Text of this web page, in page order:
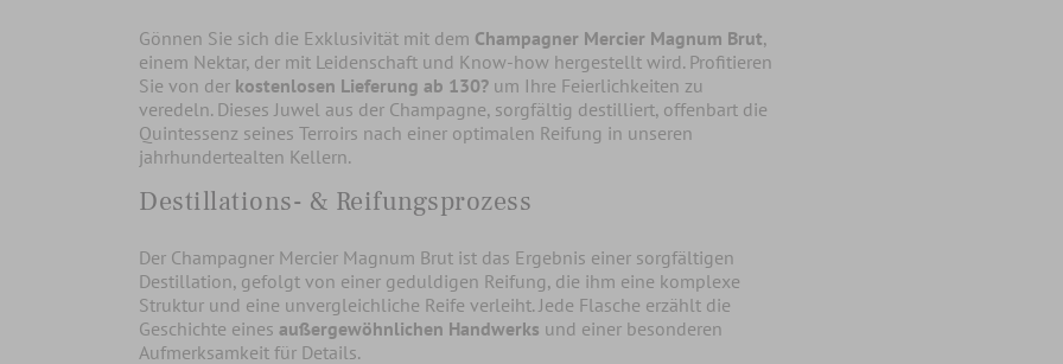
Gönnen Sie sich die Exklusivität mit dem Champagner Mercier Magnum Brut,
einem Nektar, der mit Leidenschaft und Know-how hergestellt wird. Profitieren
Sie von der kostenlosen Lieferung ab 130? um Ihre Feierlichkeiten zu
veredeln. Dieses Juwel aus der Champagne, sorgfältig destilliert, offenbart die
Quintessenz seines Terroirs nach einer optimalen Reifung in unseren
jahrhundertealten Kellern.
Destillations- & Reifungsprozess
Der Champagner Mercier Magnum Brut ist das Ergebnis einer sorgfältigen
Destillation, gefolgt von einer geduldigen Reifung, die ihm eine komplexe
Struktur und eine unvergleichliche Reife verleiht. Jede Flasche erzählt die
Geschichte eines außergewöhnlichen Handwerks und einer besonderen
Aufmerksamkeit für Details.